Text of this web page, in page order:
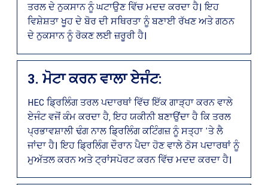
ਤਰਲ ਦੇ ਨੁਕਸਾਨ ਨੂੰ ਘਟਾਉਣ ਵਿੱਚ ਮਦਦ ਕਰਦਾ ਹੈ। ਇਹ
ਵਿਸ਼ੇਸ਼ਤਾ ਖੂਹ ਦੇ ਬੋਰ ਦੀ ਸਥਿਰਤਾ ਨੂੰ ਬਣਾਈ ਰੱਖਣ ਅਤੇ ਗਠਨ
ਦੇ ਨੁਕਸਾਨ ਨੂੰ ਰੋਕਣ ਲਈ ਜ਼ਰੂਰੀ ਹੈ।
3. ਮੋਟਾ ਕਰਨ ਵਾਲਾ ਏਜੰਟ:
HEC ਡ੍ਰਿਲਿੰਗ ਤਰਲ ਪਦਾਰਥਾਂ ਵਿੱਚ ਇੱਕ ਗਾੜ੍ਹਾ ਕਰਨ ਵਾਲੇ
ਏਜੰਟ ਵਜੋਂ ਕੰਮ ਕਰਦਾ ਹੈ, ਇਹ ਯਕੀਨੀ ਬਣਾਉਂਦਾ ਹੈ ਕਿ ਤਰਲ
ਪ੍ਰਭਾਵਸ਼ਾਲੀ ਢੰਗ ਨਾਲ ਡ੍ਰਿਲਿੰਗ ਕਟਿੰਗਜ਼ ਨੂੰ ਸਤ੍ਹਾ 'ਤੇ ਲੈ
ਜਾਂਦਾ ਹੈ। ਇਹ ਡ੍ਰਿਲਿੰਗ ਦੌਰਾਨ ਪੈਦਾ ਹੋਣ ਵਾਲੇ ਠੋਸ ਪਦਾਰਥਾਂ ਨੂੰ
ਮੁਅੱਤਲ ਕਰਨ ਅਤੇ ਟ੍ਰਾਂਸਪੋਰਟ ਕਰਨ ਵਿੱਚ ਮਦਦ ਕਰਦਾ ਹੈ।